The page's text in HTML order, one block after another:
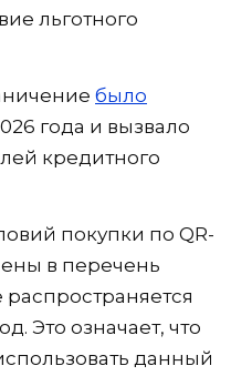
льготного
было
года и вызвало
кредитного
покупки по QR-
в перечень
Это означает, что
данный